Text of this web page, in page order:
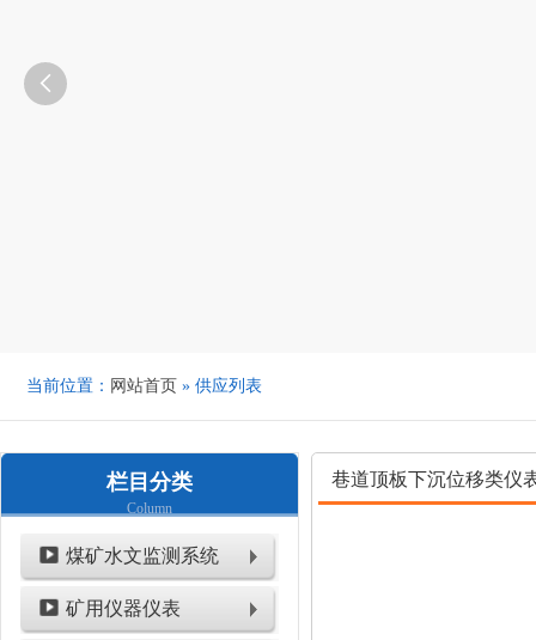

当前位置： 网站首页 » 供应列表
栏目分类
Column
煤矿水文监测系统
矿用仪器仪表
巷道顶板下沉位移类仪